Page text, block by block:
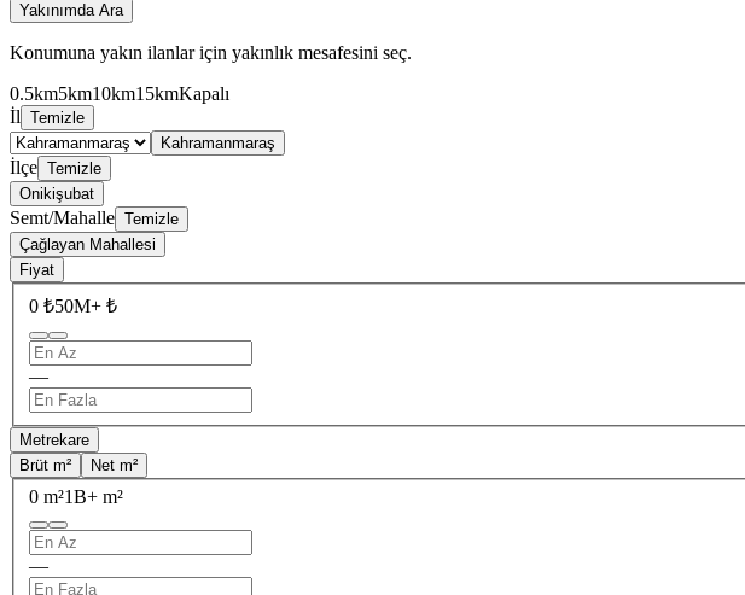
Yakınımda Ara
Konumuna yakın ilanlar için yakınlık mesafesini seç.
0.5km5km10km15kmKapalı
İl Temizle
Kahramanmaraş
İlçe Temizle
Onikişubat
Semt/Mahalle Temizle
Çağlayan Mahallesi
Fiyat
0 ₺50M+ ₺
—
Metrekare
Brüt m²
Net m²
0 m²1B+ m²
—